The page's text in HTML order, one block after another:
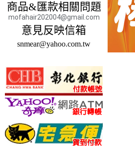
商品&匯款相關問題
mofahair202004@gmail.com
意見反映信箱
snmear@yahoo.com.tw